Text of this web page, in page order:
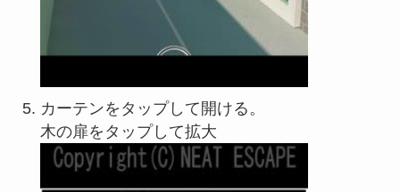
カーテンをタップして開ける。
木の扉をタップして拡大